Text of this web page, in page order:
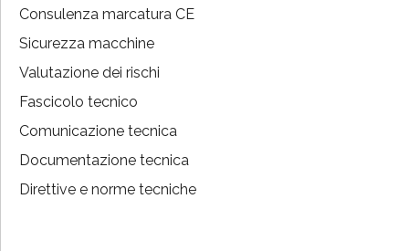
Consulenza marcatura CE
Sicurezza macchine
Valutazione dei rischi
Fascicolo tecnico
Comunicazione tecnica
Documentazione tecnica
Direttive e norme tecniche